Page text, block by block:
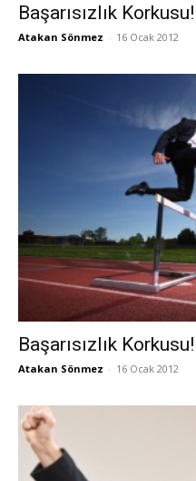
Başarısızlık Korkusu!
Atakan Sönmez - 16 Ocak 2012
Başarısızlık Korkusu!
Atakan Sönmez - 16 Ocak 2012